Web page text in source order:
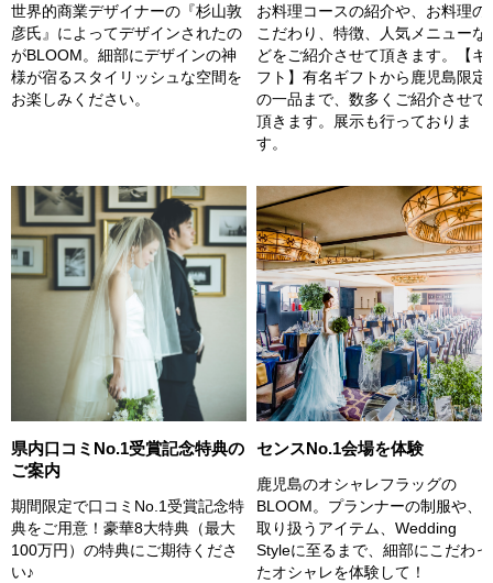
世界的商業デザイナーの『杉山敦
彦氏』によってデザインされたの
がBLOOM。細部にデザインの神
様が宿るスタイリッシュな空間を
お楽しみください。
お料理コースの紹介や、お料理の
こだわり、特徴、人気メニューな
どをご紹介させて頂きます。【ギ
フト】有名ギフトから鹿児島限定
の一品まで、数多くご紹介させて
頂きます。展示も行っておりま
す。
県内口コミNo.1受賞記念特典の
ご案内
期間限定で口コミNo.1受賞記念特
典をご用意！豪華8大特典（最大
100万円）の特典にご期待くださ
い♪
センスNo.1会場を体験
鹿児島のオシャレフラッグの
BLOOM。プランナーの制服や、
取り扱うアイテム、Wedding
Styleに至るまで、細部にこだわっ
たオシャレを体験して！